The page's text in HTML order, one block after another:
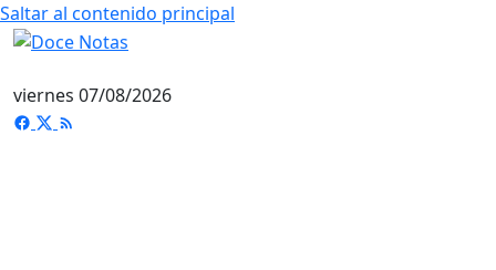
Saltar al contenido principal
viernes 07/08/2026